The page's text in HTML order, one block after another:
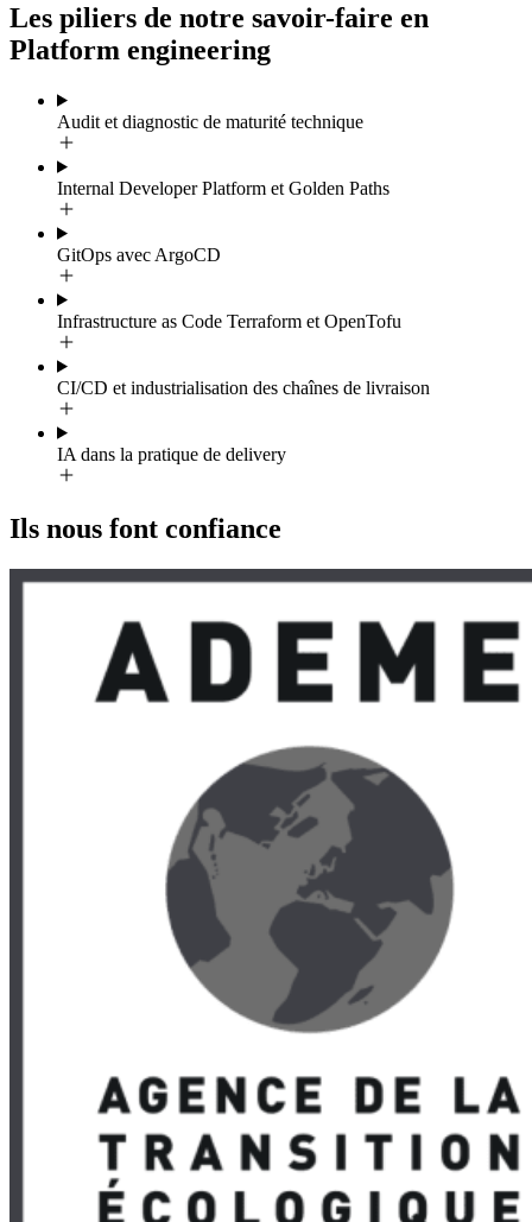
Les piliers de notre savoir-faire en
Platform engineering
Audit et diagnostic de maturité technique
Internal Developer Platform et Golden Paths
GitOps avec ArgoCD
Infrastructure as Code Terraform et OpenTofu
CI/CD et industrialisation des chaînes de livraison
IA dans la pratique de delivery
Ils nous font confiance